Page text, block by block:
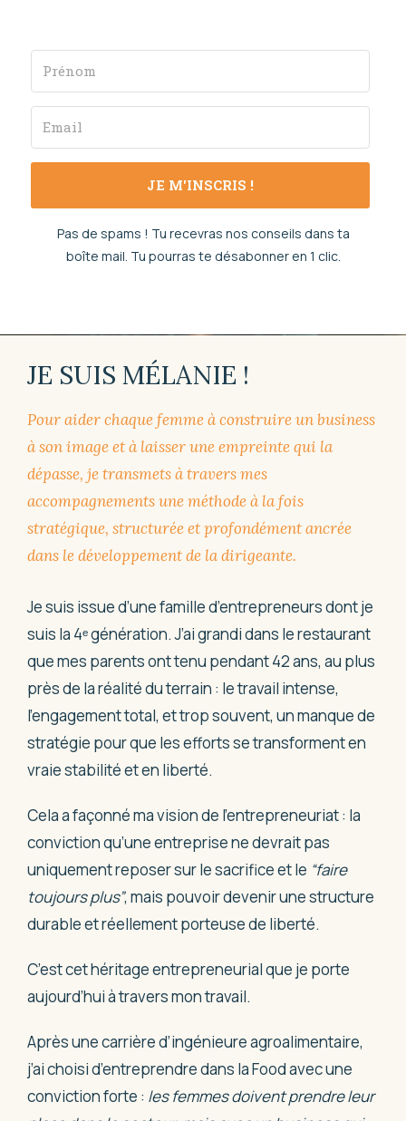
JE M'INSCRIS !
Pas de spams ! Tu recevras nos conseils dans ta
boîte mail. Tu pourras te désabonner en 1 clic.
JE SUIS MÉLANIE !
Pour aider chaque femme à construire un business
à son image et à laisser une empreinte qui la
dépasse, je transmets à travers mes
accompagnements une méthode à la fois
stratégique, structurée et profondément ancrée
dans le développement de la dirigeante.
Je suis issue d’une famille d’entrepreneurs dont je
suis la 4ᵉ génération. J’ai grandi dans le restaurant
que mes parents ont tenu pendant 42 ans, au plus
près de la réalité du terrain : le travail intense,
l’engagement total, et trop souvent, un manque de
stratégie pour que les efforts se transforment en
vraie stabilité et en liberté.
Cela a façonné ma vision de l’entrepreneuriat : la
conviction qu’une entreprise ne devrait pas
uniquement reposer sur le sacrifice et le “faire
toujours plus”, mais pouvoir devenir une structure
durable et réellement porteuse de liberté.
C’est cet héritage entrepreneurial que je porte
aujourd’hui à travers mon travail.
Après une carrière d’ingénieure agroalimentaire,
j’ai choisi d’entreprendre dans la Food avec une
conviction forte : les femmes doivent prendre leur